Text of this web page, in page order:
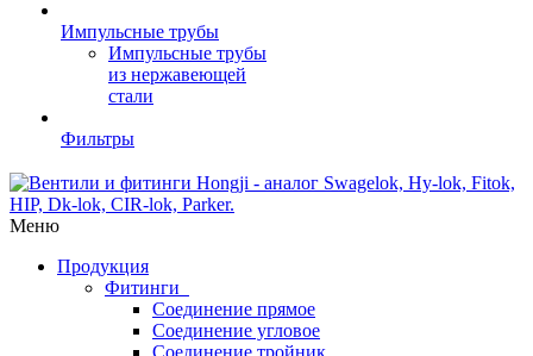
Импульсные трубы
Импульсные трубы
из нержавеющей
стали
Фильтры
Меню
Продукция
Фитинги
Соединение прямое
Соединение угловое
Соединение тройник